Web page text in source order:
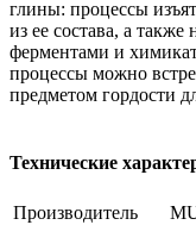
глины: процессы
из ее состава, а
ферментами и
процессы можно
предметом гордости
Технические
Производитель